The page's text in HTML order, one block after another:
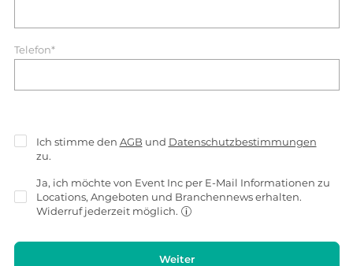
Telefon*
Ich stimme den AGB und Datenschutzbestimmungen
zu.
Ja, ich möchte von Event Inc per E-Mail Informationen zu
Locations, Angeboten und Branchennews erhalten.
Widerruf jederzeit möglich.
Weiter